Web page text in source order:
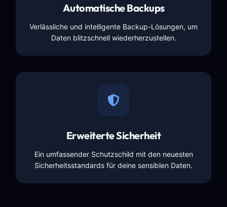
Automatische Backups
Verlässliche und intelligente Backup-Lösungen, um
Daten blitzschnell wiederherzustellen.
Erweiterte Sicherheit
Ein umfassender Schutzschild mit den neuesten
Sicherheitsstandards für deine sensiblen Daten.